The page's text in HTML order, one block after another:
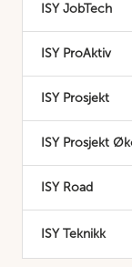
ISY JobTech
ISY ProAktiv
ISY Prosjekt
ISY Prosjekt
ISY Road
ISY Teknikk